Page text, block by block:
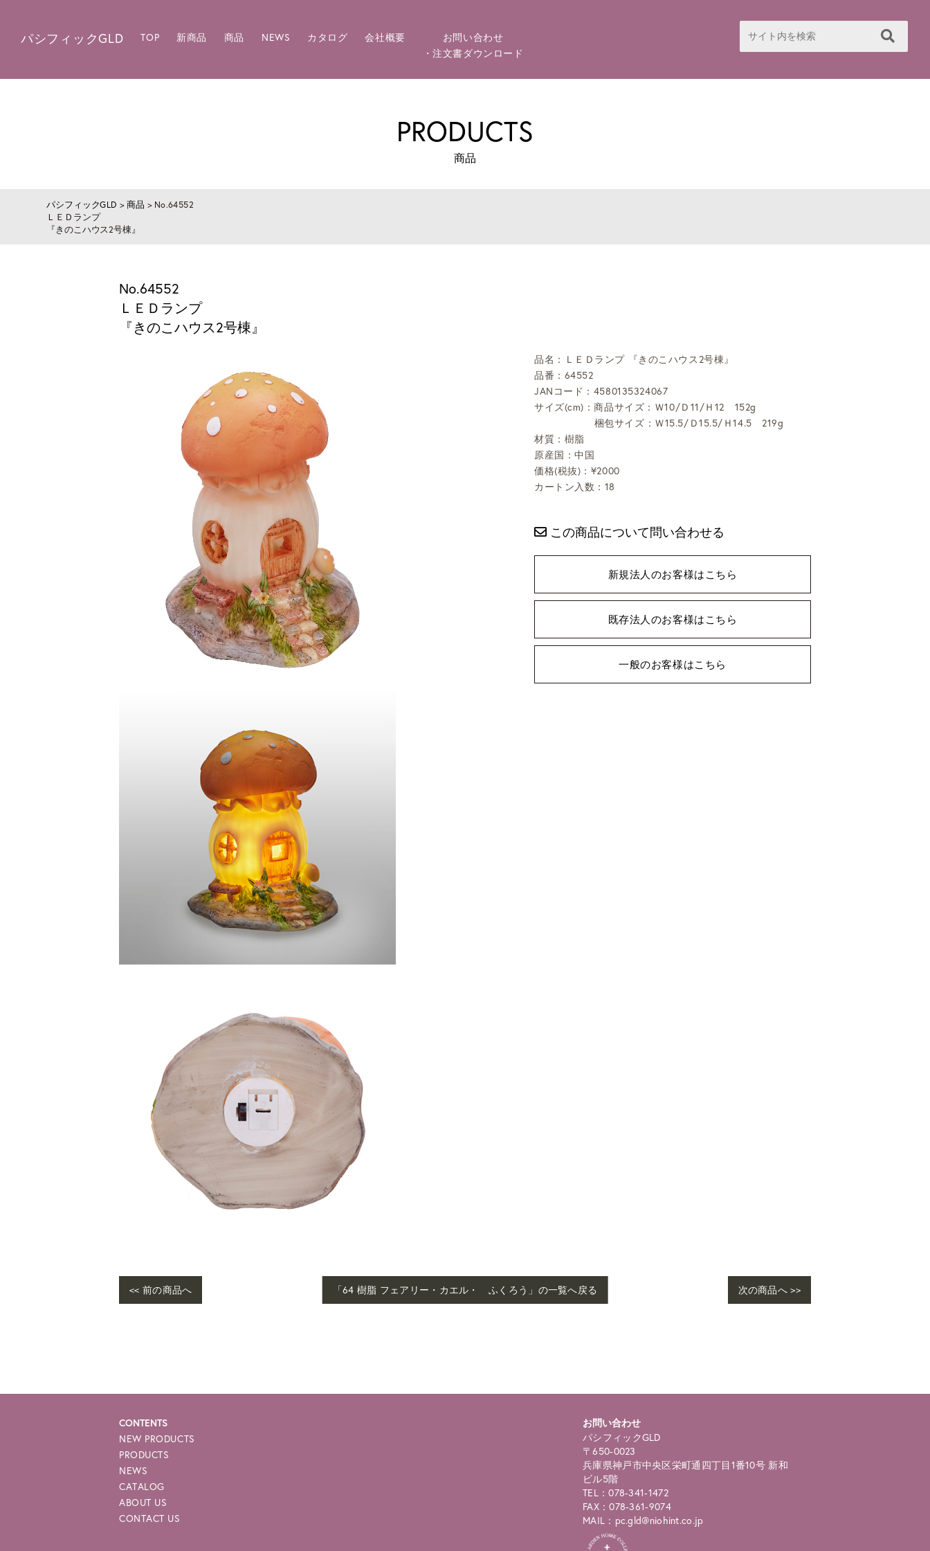
パシフィックGLD TOP 新商品 商品 NEWS カタログ 会社概要
お問い合わせ
・注文書ダウンロード
PRODUCTS
商品
パシフィックGLD >商品 > No.64552
ＬＥＤランプ
『きのこハウス2号棟』
No.64552
ＬＥＤランプ
『きのこハウス2号棟』
品名：ＬＥＤランプ 『きのこハウス2号棟』
品番：64552
JANコード：4580135324067
サイズ(cm)：商品サイズ：Ｗ10/Ｄ11/Ｈ12 152g
梱包サイズ：Ｗ15.5/Ｄ15.5/Ｈ14.5 219g
材質：樹脂
原産国：中国
価格(税抜)：¥2000
カートン入数：18
この商品について問い合わせる
新規法人のお客様はこちら
既存法人のお客様はこちら
一般のお客様はこちら
<< 前の商品へ 次の商品へ >>
「64 樹脂 フェアリー・カエル・ ふくろう」の一覧へ戻る
CONTENTS
NEW PRODUCTS
PRODUCTS
NEWS
CATALOG
ABOUT US
CONTACT US
お問い合わせ
パシフィックGLD
〒650-0023
兵庫県神戸市中央区栄町通四丁目1番10号 新和
ビル5階
TEL：078-341-1472
FAX：078-361-9074
MAIL：pc.gld@niohint.co.jp